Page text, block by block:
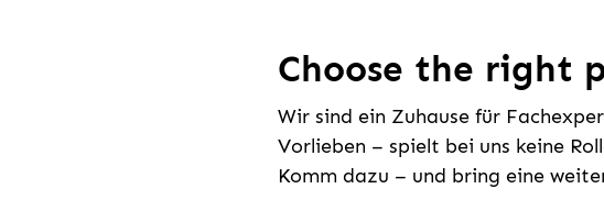
Choose the right
Wir sind ein Zuhause für
Vorlieben – spielt bei uns keine
Komm dazu – und bring eine